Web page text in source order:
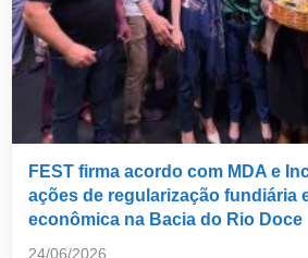
FEST firma acordo com MDA e
ações de regularização fundiária
econômica na Bacia do Rio Doce
24/06/2026